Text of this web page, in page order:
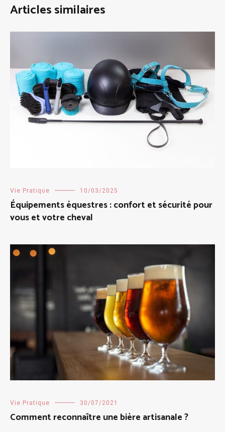
Articles similaires
Vie Pratique 10/03/2025
Équipements équestres : confort et sécurité pour
vous et votre cheval
Vie Pratique 30/07/2021
Comment reconnaître une bière artisanale ?